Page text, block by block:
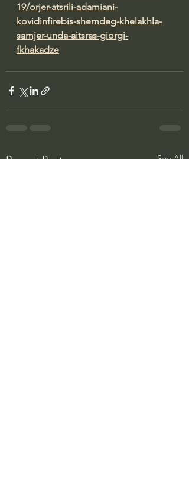
19/orjer-atsrili-adamiani-
kovidinfirebis-shemdeg-khelakhla-
samjer-unda-aitsras-giorgi-
fkhakadze
Recent Posts See All